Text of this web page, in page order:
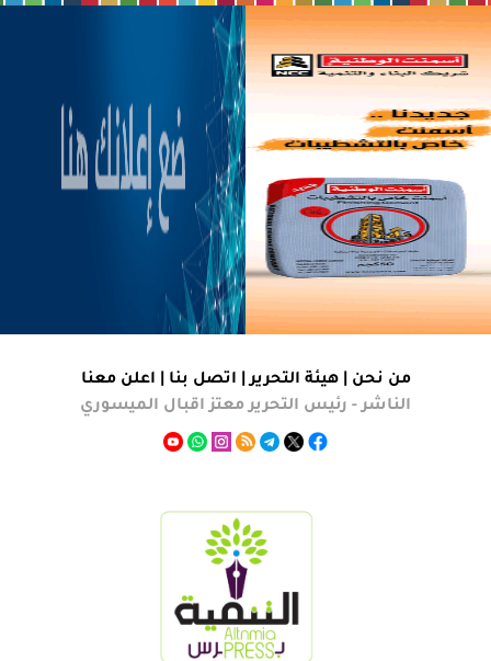
من نحن |هيئة التحرير اتصل بنا
اعلن معنا
الناشر - رئيس التحرير معتز اقبال الميسوري